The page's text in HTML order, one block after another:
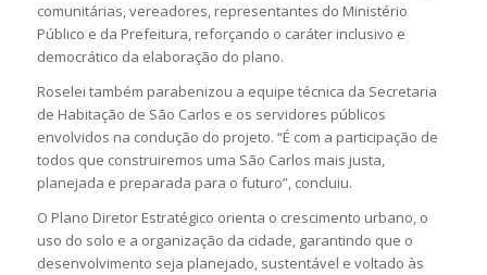
comunitárias, vereadores, representantes do Ministério
Público e da Prefeitura, reforçando o caráter inclusivo e
democrático da elaboração do plano.
Roselei também parabenizou a equipe técnica da Secretaria
de Habitação de São Carlos e os servidores públicos
envolvidos na condução do projeto. “É com a participação de
todos que construiremos uma São Carlos mais justa,
planejada e preparada para o futuro”, concluiu.
O Plano Diretor Estratégico orienta o crescimento urbano, o
uso do solo e a organização da cidade, garantindo que o
desenvolvimento seja planejado, sustentável e voltado às